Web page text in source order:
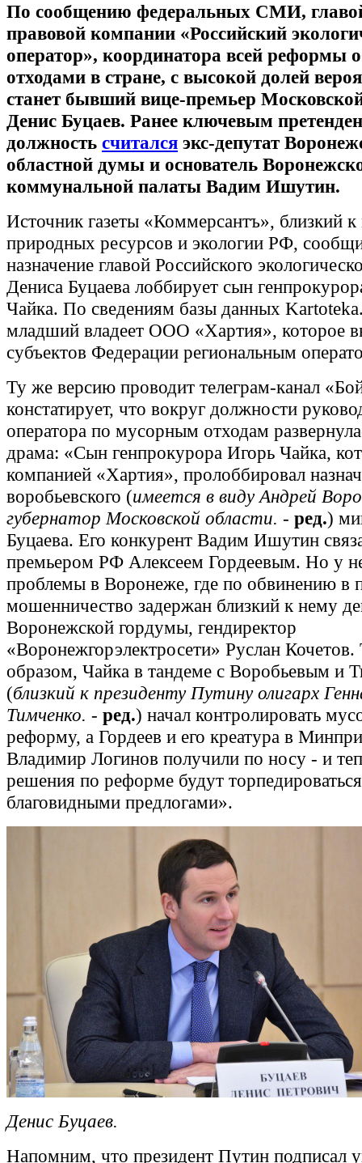
По сообщению федеральных СМИ,
правовой компании «Российский
оператор», координатора всей реформы
отходами в стране, с высокой долей
станет бывший вице-премьер
Денис Буцаев. Ранее ключевым
должность считался экс-депутат
областной думы и основатель
коммунальной палаты Вадим Ишутин.
Источник газеты «Коммерсантъ», близкий к
природных ресурсов и экологии РФ,
назначение главой Российского
Дениса Буцаева лоббирует сын
Чайка. По сведениям базы данных
младший владеет ООО «Хартия», которое
субъектов Федерации региональным
Ту же версию проводит телеграм-канал
констатирует, что вокруг должности
оператора по мусорным отходам
драма: «Сын генпрокурора Игорь Чайка,
компанией «Хартия», пролоббировал
воробьевского (имеется в виду Андрей
губернатор Московской области. - ред.)
Буцаева. Его конкурент Вадим Ишутин
премьером РФ Алексеем Гордеевым. Но у
проблемы в Воронеже, где по обвинению в
мошенничество задержан близкий к нему
Воронежской гордумы, гендиректор
«Воронежгорэлектросети» Руслан
образом, Чайка в тандеме с Воробьевым и
(близкий к президенту Путину олигарх
Тимченко. - ред.) начал контролировать
реформу, а Гордеев и его креатура в
Владимир Логинов получили по носу - и
решения по реформе будут
благовидными предлогами».
Денис Буцаев.
Напомним, что президент Путин подписал